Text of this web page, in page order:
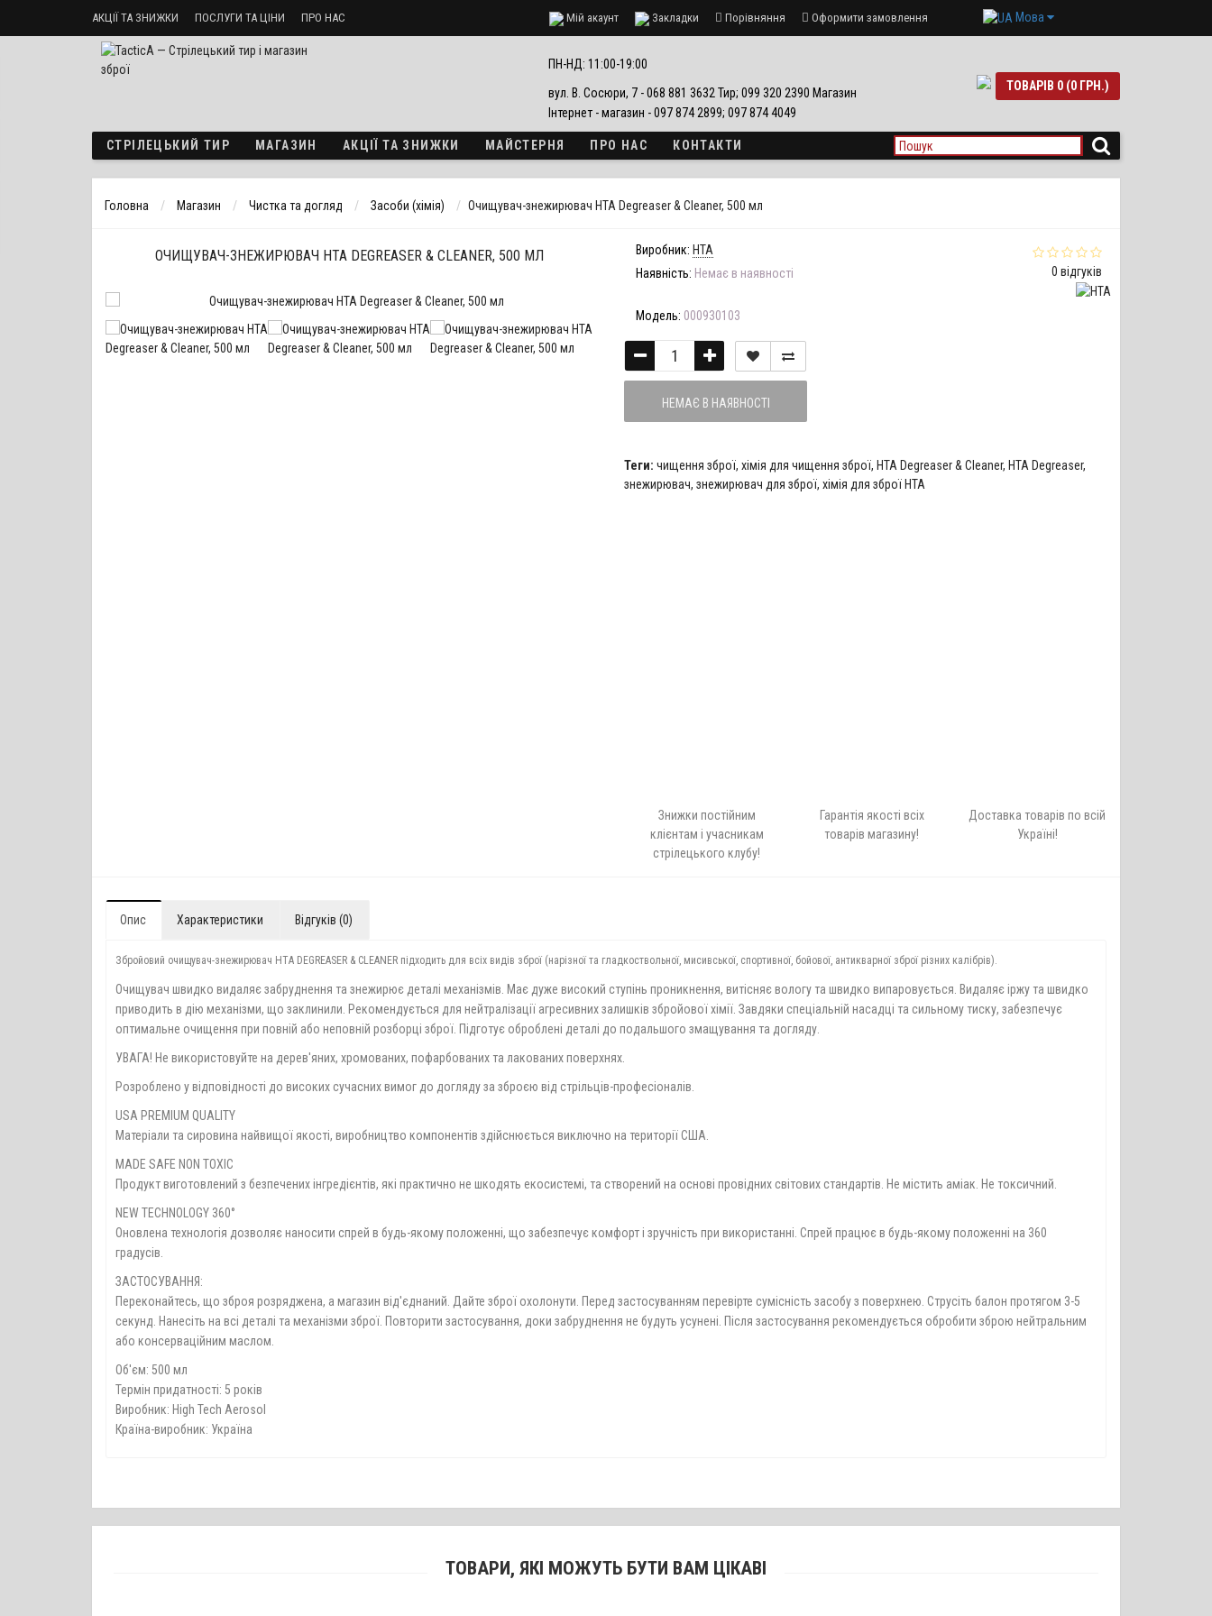
АКЦІЇ ТА ЗНИЖКИ ПОСЛУГИ ТА ЦІНИ ПРО НАС
Стрілецький тир «ТактикА» Доставка і оплата
Мій акаунт Закладки Порівняння Оформити замовлення Мова
ПН-НД: 11:00-19:00
вул. В. Сосюри, 7 - 068 881 3632 Тир; 099 320 2390 Магазин
Інтернет - магазин - 097 874 2899; 097 874 4049
ТОВАРІВ 0 (0 ГРН.)
СТРІЛЕЦЬКИЙ ТИР МАГАЗИН АКЦІЇ ТА ЗНИЖКИ МАЙСТЕРНЯ ПРО НАС КОНТАКТИ
Головна Магазин Чистка та догляд Засоби (хімія) Очищувач-знежирювач НТА Degreaser & Cleaner, 500 мл
ОЧИЩУВАЧ-ЗНЕЖИРЮВАЧ НТА DEGREASER & CLEANER, 500 МЛ
0 відгуків
Виробник: HTA
Наявність: Немає в наявності
Модель: 000930103
НЕМАЄ В НАЯВНОСТІ
Теги: чищення зброї, хімія для чищення зброї, НТА Degreaser & Cleaner, НТА Degreaser,
знежирювач, знежирювач для зброї, хімія для зброї HTA
Знижки постійним
клієнтам і учасникам
стрілецького клубу!
Гарантія якості всіх
товарів магазину!
Доставка товарів по всій
Україні!
Опис Характеристики Відгуків (0)
Збройовий очищувач-знежирювач НТА DEGREASER & CLEANER підходить для всіх видів зброї (нарізної та гладкоствольної, мисивської, спортивної, бойової, антикварної зброї різних калібрів).
Очищувач швидко видаляє забруднення та знежирює деталі механізмів. Має дуже високий ступінь проникнення, витісняє вологу та швидко випаровується. Видаляє іржу та швидко
приводить в дію механізми, що заклинили. Рекомендується для нейтралізації агресивних залишків збройової хімії. Завдяки спеціальній насадці та сильному тиску, забезпечує
оптимальне очищення при повній або неповній розборці зброї. Підготує оброблені деталі до подальшого змащування та догляду.
УВАГА! Не використовуйте на дерев'яних, хромованих, пофарбованих та лакованих поверхнях.
Розроблено у відповідності до високих сучасних вимог до догляду за зброєю від стрільців-професіоналів.
USA PREMIUM QUALITY
Матеріали та сировина найвищої якості, виробництво компонентів здійснюється виключно на території США.
MADE SAFE NON TOXIC
Продукт виготовлений з безпечених інгредієнтів, які практично не шкодять екосистемі, та створений на основі провідних світових стандартів. Не містить аміак. Не токсичний.
NEW TECHNOLOGY 360°
Оновлена технологія дозволяє наносити спрей в будь-якому положенні, що забезпечує комфорт і зручність при використанні. Спрей працює в будь-якому положенні на 360
градусів.
ЗАСТОСУВАННЯ:
Переконайтесь, що зброя розряджена, а магазин від'єднаний. Дайте зброї охолонути. Перед застосуванням перевірте сумісність засобу з поверхнею. Струсіть балон протягом 3-5
секунд. Нанесіть на всі деталі та механізми зброї. Повторити застосування, доки забруднення не будуть усунені. Після застосування рекомендується обробити зброю нейтральним
або консерваційним маслом.
Об'єм: 500 мл
Термін придатності: 5 років
Виробник: High Tech Aerosol
Країна-виробник: Україна
ТОВАРИ, ЯКІ МОЖУТЬ БУТИ ВАМ ЦІКАВІ